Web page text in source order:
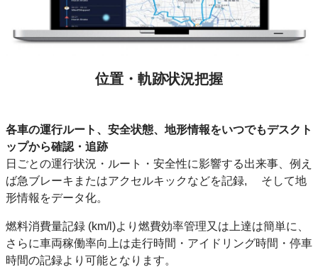
位置・軌跡状況把握
各車の運行ルート、安全状態、地形情報をいつでもデスクト
ップから確認・追跡
日ごとの運行状況・ルート・安全性に影響する出来事、例え
ば急ブレーキまたはアクセルキックなどを記録, そして地
形情報をデータ化。
燃料消費量記録 (km/l)より燃費効率管理又は上達は簡単に、
さらに車両稼働率向上は走行時間・アイドリング時間・停車
時間の記録より可能となります。